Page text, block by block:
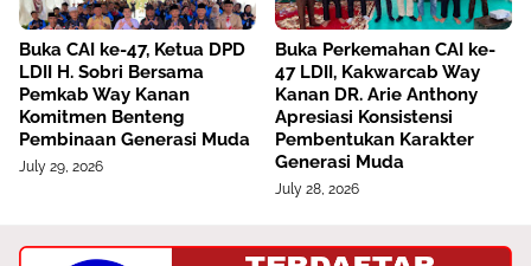
Buka CAI ke-47, Ketua DPD
LDII H. Sobri Bersama
Pemkab Way Kanan
Komitmen Benteng
Pembinaan Generasi Muda
July 29, 2026
Buka Perkemahan CAI ke-
47 LDII, Kakwarcab Way
Kanan DR. Arie Anthony
Apresiasi Konsistensi
Pembentukan Karakter
Generasi Muda
July 28, 2026